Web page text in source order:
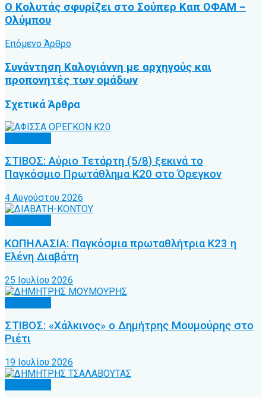
Ο Κολυτάς σφυρίζει στο Σούπερ Καπ ΟΦΑΜ –
Ολύμπου
Επόμενο Άρθρο
Συνάντηση Καλογιάννη με αρχηγούς και
προπονητές των ομάδων
ΣχετικάΆρθρα
ΣΤΙΒΟΣ: Αύριο Τετάρτη (5/8) ξεκινά το
Παγκόσμιο Πρωτάθλημα Κ20 στο Όρεγκον
4 Αυγούστου 2026
ΚΩΠΗΛΑΣΙΑ: Παγκόσμια πρωταθλήτρια Κ23 η
Ελένη Διαβάτη
25 Ιουλίου 2026
ΣΤΙΒΟΣ: «Χάλκινος» ο Δημήτρης Μουμούρης στο
Ριέτι
19 Ιουλίου 2026